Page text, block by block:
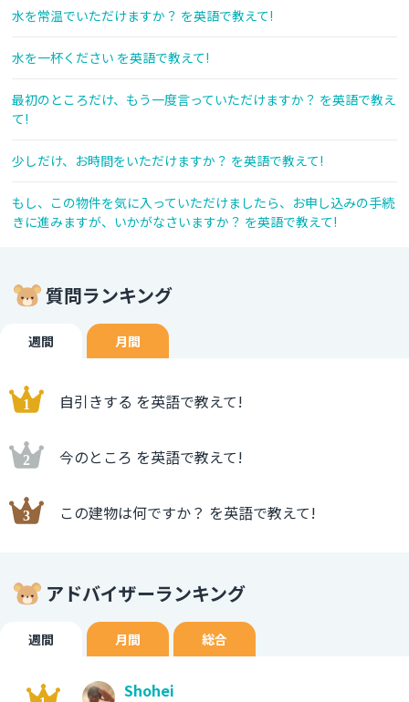
水を常温でいただけますか？ を英語で教えて!
水を一杯ください を英語で教えて!
最初のところだけ、もう一度言っていただけますか？ を英語で教え
て!
少しだけ、お時間をいただけますか？ を英語で教えて!
もし、この物件を気に入っていただけましたら、お申し込みの手続
きに進みますが、いかがなさいますか？ を英語で教えて!
質問ランキング
週間 月間
自引きする を英語で教えて!
今のところ を英語で教えて!
この建物は何ですか？ を英語で教えて!
アドバイザーランキング
週間 月間 総合
Shohei